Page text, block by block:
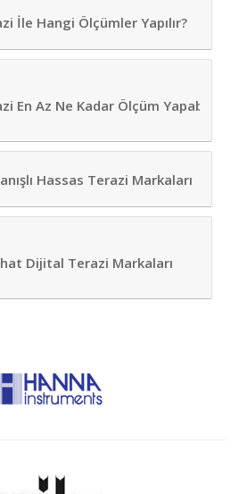
İle Hangi Ölçümler Yapılır?
En Az Ne Kadar Ölçüm Yapabilir?
Hassas Terazi Markaları
Dijital Terazi Markaları